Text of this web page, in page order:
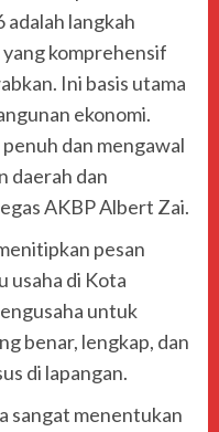
adalah langkah
komprehensif
Ini basis utama
ekonomi.
dan mengawal
daerah dan
AKBP Albert Zai.
pesan
usaha di Kota
untuk
benar, lengkap, dan
di lapangan.
sangat menentukan